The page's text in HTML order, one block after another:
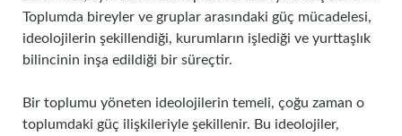
Toplumda bireyler ve gruplar arasındaki güç mücadelesi,
ideolojilerin şekillendiği, kurumların işlediği ve yurttaşlık
bilincinin inşa edildiği bir süreçtir.
Bir toplumu yöneten ideolojilerin temeli, çoğu zaman o
toplumdaki güç ilişkileriyle şekillenir. Bu ideolojiler,